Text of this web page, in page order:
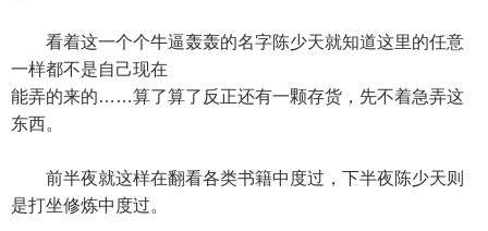
看着这一个个牛逼轰轰的名字陈少天就知道这里的任意
一样都不是自己现在
能弄的来的……算了算了反正还有一颗存货，先不着急弄这
东西。
前半夜就这样在翻看各类书籍中度过，下半夜陈少天则
是打坐修炼中度过。